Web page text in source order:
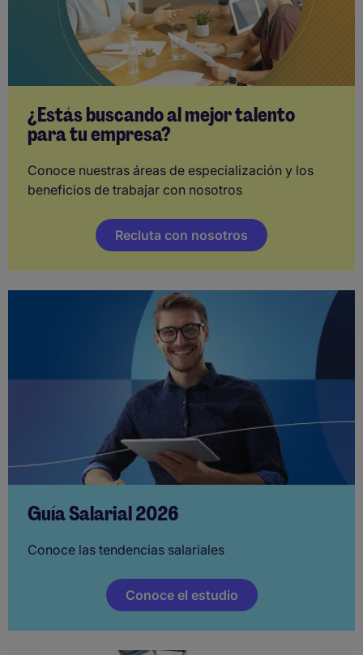
¿Estás buscando al mejor talento
para tu empresa?
Conoce nuestras áreas de especialización y los
beneficios de trabajar con nosotros
Recluta con nosotros
Guía Salarial 2026
Conoce las tendencias salariales
Conoce el estudio